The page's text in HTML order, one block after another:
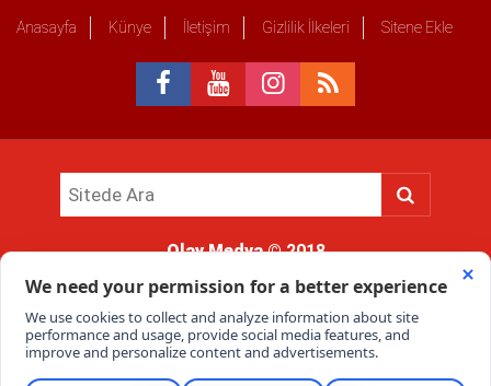
Anasayfa Künye İletişim Gizlilik İlkeleri Sitene Ekle
Olay Medya© 2018
kullanımı hukuki yaptırıma tabidir.